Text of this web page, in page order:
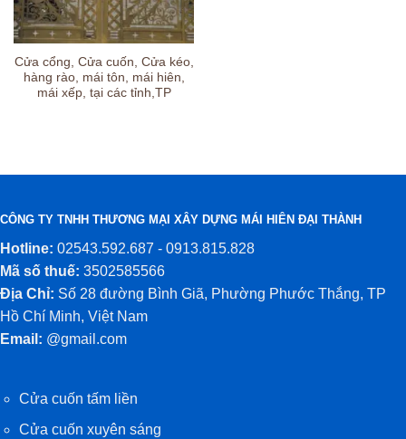
Cửa cổng, Cửa cuốn, Cửa kéo,
hàng rào, mái tôn, mái hiên,
mái xếp, tại các tỉnh,TP
CÔNG TY TNHH THƯƠNG MẠI XÂY DỰNG MÁI HIÊN ĐẠI THÀNH
Hotline: 02543.592.687 - 0913.815.828
Mã số thuế: 3502585566
Địa Chỉ: Số 28 đường Bình Giã, Phường Phước Thắng, TP
Hồ Chí Minh, Việt Nam
Email: @gmail.com
Cửa cuốn tấm liền
Cửa cuốn xuyên sáng